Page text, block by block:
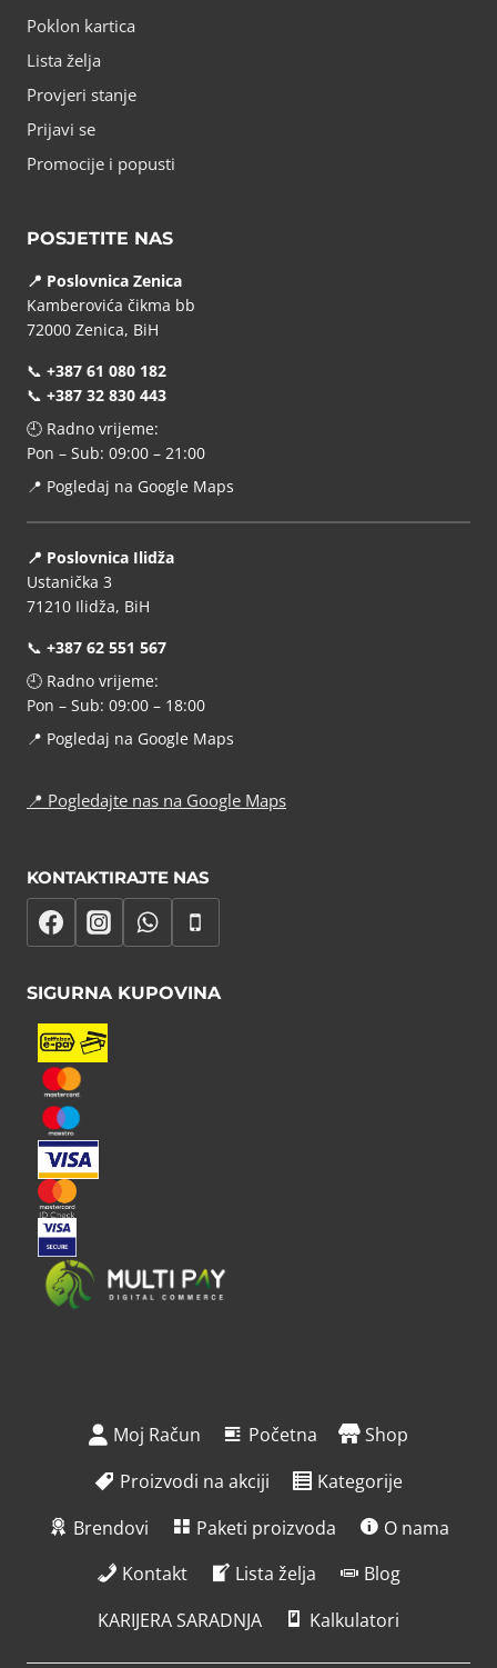
Poklon kartica
Lista želja
Provjeri stanje
Prijavi se
Promocije i popusti
POSJETITE NAS
📍 Poslovnica Zenica
Kamberovića čikma bb
72000 Zenica, BiH
📞 +387 61 080 182
📞 +387 32 830 443
🕘 Radno vrijeme:
Pon – Sub: 09:00 – 21:00
📍 Pogledaj na Google Maps
📍 Poslovnica Ilidža
Ustanička 3
71210 Ilidža, BiH
📞 +387 62 551 567
🕘 Radno vrijeme:
Pon – Sub: 09:00 – 18:00
📍 Pogledaj na Google Maps
📍 Pogledajte nas na Google Maps
KONTAKTIRAJTE NAS
SIGURNA KUPOVINA
Moj Račun Početna
Shop
Proizvodi na akciji
Kategorije
Brendovi
Paketi proizvoda
O nama
Kontakt
Lista želja
Blog
KARIJERA SARADNJA
Kalkulatori